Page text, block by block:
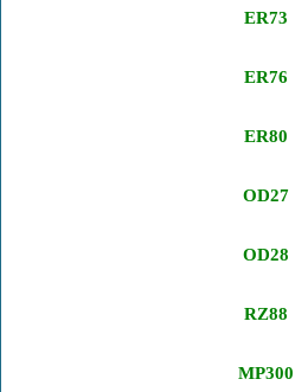
ER73
ER76
ER80
OD27
OD28
RZ88
MP300